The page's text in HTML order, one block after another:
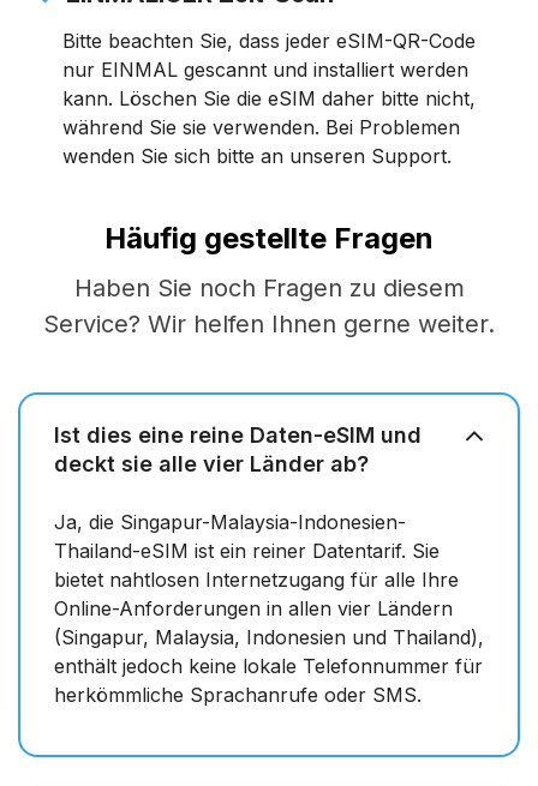
Bitte beachten Sie, dass jeder eSIM-QR-Code
nur EINMAL gescannt und installiert werden
kann. Löschen Sie die eSIM daher bitte nicht,
während Sie sie verwenden. Bei Problemen
wenden Sie sich bitte an unseren Support.
Häufig gestellte Fragen
Haben Sie noch Fragen zu diesem
Service? Wir helfen Ihnen gerne weiter.
Ist dies eine reine Daten-eSIM und
deckt sie alle vier Länder ab?
Ja, die Singapur-Malaysia-Indonesien-
Thailand-eSIM ist ein reiner Datentarif. Sie
bietet nahtlosen Internetzugang für alle Ihre
Online-Anforderungen in allen vier Ländern
(Singapur, Malaysia, Indonesien und Thailand),
enthält jedoch keine lokale Telefonnummer für
herkömmliche Sprachanrufe oder SMS.